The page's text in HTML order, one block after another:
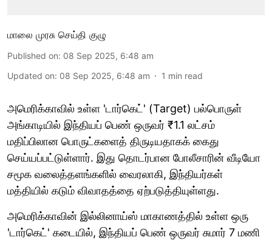
மாலை முரசு செய்தி குழு
Published on: 08 Sep 2025, 6:48 am
Updated on: 08 Sep 2025, 6:48 am 1 min read
அமெரிக்காவில் உள்ள 'டார்கெட்' (Target) பல்பொருள்
அங்காடியில் இந்தியப் பெண் ஒருவர் ₹1.1 லட்சம்
மதிப்பிலான பொருட்களைத் திருடியதாகக் கைது
செய்யப்பட்டுள்ளார். இது தொடர்பான போலீசாரின் வீடியோ
சமூக வலைத்தளங்களில் வைரலாகி, இந்தியர்கள்
மத்தியில் கடும் விவாதத்தை ஏற்படுத்தியுள்ளது.
அமெரிக்காவின் இல்லினாய்ஸ் மாகாணத்தில் உள்ள ஒரு
'டார்கெட்' கடையில், இந்தியப் பெண் ஒருவர் சுமார் 7 மணி